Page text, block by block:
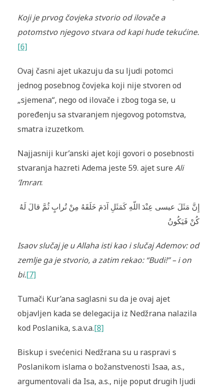
Koji je prvog čovjeka stvorio od ilovače a
potomstvo njegovo stvara od kapi hude tekućine.
[6]
Ovaj časni ajet ukazuju da su ljudi potomci
jednog posebnog čovjeka koji nije stvoren od
„sjemena“, nego od ilovače i zbog toga se, u
poređenju sa stvaranjem njegovog potomstva,
smatra izuzetkom.
Najjasniji kur’anski ajet koji govori o posebnosti
stvaranja hazreti Adema jeste 59. ajet sure Ali
‘Imran:
إِنَّ مَثَلَ عيسى عِنْدَ اللّهِ كَمَثَلِ آدَمَ خَلَقَهُ مِنْ تُرابٍ ثُمَّ قالَ لَهُ
كُنْ فَيَكُونُ
Isaov slučaj je u Allaha isti kao i slučaj Ademov: od
zemlje ga je stvorio, a zatim rekao: “Budi!” – i on
bi.[7]
Tumači Kur’ana saglasni su da je ovaj ajet
objavljen kada se delegacija iz Nedžrana nalazila
kod Poslanika, s.a.v.a.[8]
Biskup i svećenici Nedžrana su u raspravi s
Poslanikom islama o božanstvenosti Isaa, a.s.,
argumentovali da Isa, a.s., nije poput drugih ljudi